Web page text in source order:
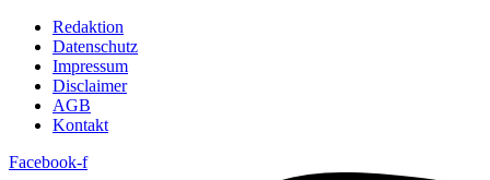
Redaktion
Datenschutz
Impressum
Disclaimer
AGB
Kontakt
Facebook-f